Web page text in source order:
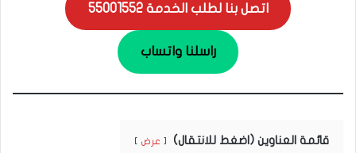
اتصل بنا لطلب الخدمة 55001552
راسلنا واتساب
قائمة العناوين (اضغط للانتقال) عرض